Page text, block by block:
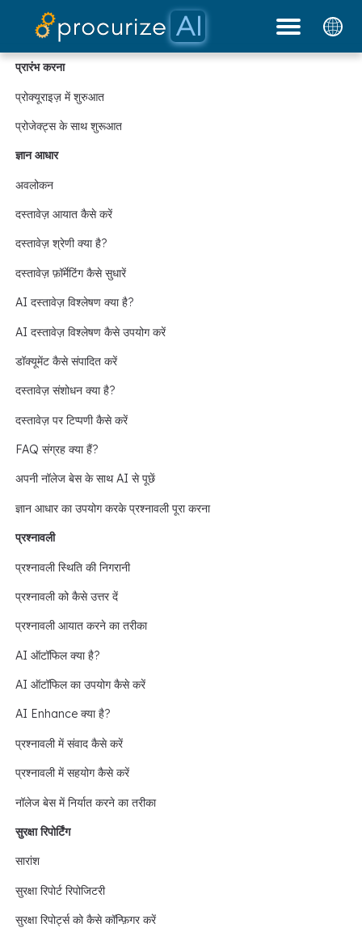
प्रारंभ करना
प्रोक्यूराइज़ में शुरुआत
प्रोजेक्ट्स के साथ शुरूआत
ज्ञान आधार
अवलोकन
दस्तावेज़ आयात कैसे करें
दस्तावेज़ श्रेणी क्या है?
दस्तावेज़ फ़ॉर्मेटिंग कैसे सुधारें
AI दस्तावेज़ विश्लेषण क्या है?
AI दस्तावेज़ विश्लेषण कैसे उपयोग करें
डॉक्यूमेंट कैसे संपादित करें
दस्तावेज़ संशोधन क्या है?
दस्तावेज़ पर टिप्पणी कैसे करें
FAQ संग्रह क्या हैं?
अपनी नॉलेज बेस के साथ AI से पूछें
ज्ञान आधार का उपयोग करके प्रश्नावली पूरा करना
प्रश्नावली
प्रश्नावली स्थिति की निगरानी
प्रश्नावली को कैसे उत्तर दें
प्रश्नावली आयात करने का तरीका
AI ऑटॉफिल क्या है?
AI ऑटॉफिल का उपयोग कैसे करें
AI Enhance क्या है?
प्रश्नावली में संवाद कैसे करें
प्रश्नावली में सहयोग कैसे करें
नॉलेज बेस में निर्यात करने का तरीका
सुरक्षा रिपोर्टिंग
सारांश
सुरक्षा रिपोर्ट रिपोजिटरी
सुरक्षा रिपोर्ट्स को कैसे कॉन्फ़िगर करें